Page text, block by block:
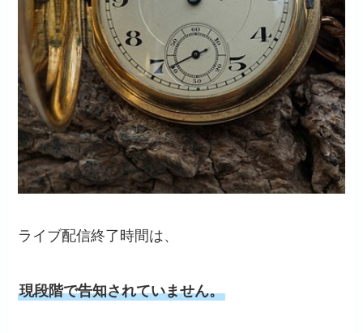
ライブ配信終了時間は、
現段階で告知されていません。